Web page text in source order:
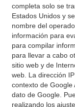
completa solo se
Estados Unidos y
nombre del
información para
para compilar
para llevar a cabo
sitio web y de
web. La dirección
contexto de Google
dato de Google.
realizando los